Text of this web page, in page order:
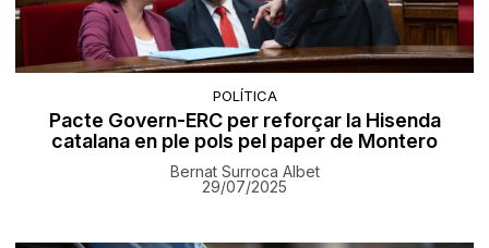
POLÍTICA
Pacte Govern-ERC per reforçar la Hisenda
catalana en ple pols pel paper de Montero
Bernat Surroca Albet
29/07/2025